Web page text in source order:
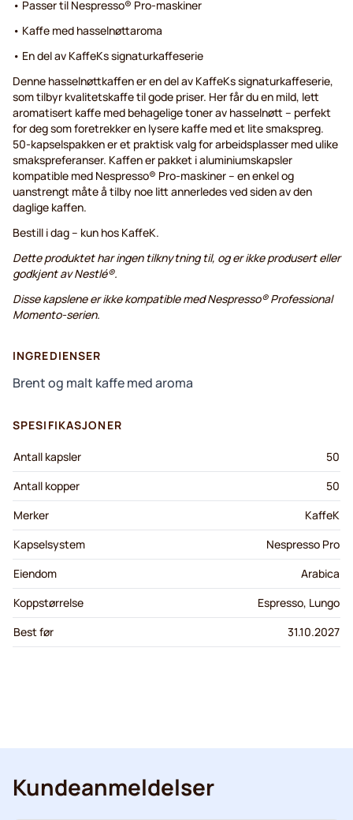
• Passer til Nespresso® Pro-maskiner
• Kaffe med hasselnøttaroma
• En del av KaffeKs signaturkaffeserie
Denne hasselnøttkaffen er en del av KaffeKs signaturkaffeserie,
som tilbyr kvalitetskaffe til gode priser. Her får du en mild, lett
aromatisert kaffe med behagelige toner av hasselnøtt – perfekt
for deg som foretrekker en lysere kaffe med et lite smakspreg.
50-kapselspakken er et praktisk valg for arbeidsplasser med ulike
smakspreferanser. Kaffen er pakket i aluminiumskapsler
kompatible med Nespresso® Pro-maskiner – en enkel og
uanstrengt måte å tilby noe litt annerledes ved siden av den
daglige kaffen.
Bestill i dag – kun hos KaffeK.
Dette produktet har ingen tilknytning til, og er ikke produsert eller
godkjent av Nestlé®.
Disse kapslene er ikke kompatible med Nespresso® Professional
Momento-serien.
INGREDIENSER
Brent og malt kaffe med aroma
SPESIFIKASJONER
Antall kapsler
50
Antall kopper
50
Merker
KaffeK
Kapselsystem
Nespresso Pro
Eiendom
Arabica
Koppstørrelse
Espresso, Lungo
Best før
31.10.2027
Kundeanmeldelser